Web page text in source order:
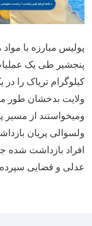
پولیس مبارزه با
کیلوگرام تریاک را
ولایت بدخشان طور
ومیخواستند از مسیر
ولسوالی پریان
افراد بازداشت شده
عدلی و قضایی